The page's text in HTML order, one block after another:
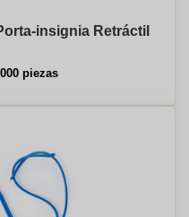
insignia Retráctil
piezas